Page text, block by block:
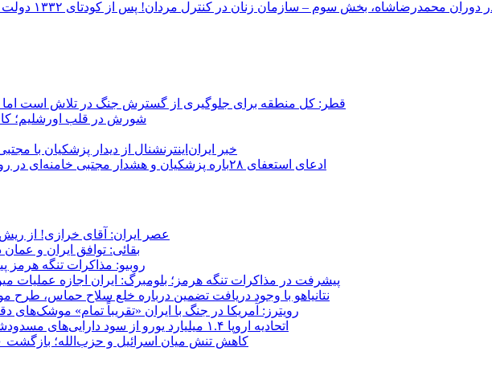
قطر: کل منطقه برای جلوگیری از گسترش جنگ در تلاش است اما
شورش در قلب اورشلیم؛
خبر ایران‌اینترنشنال از دیدار پزشکیان با
ادعای استعفای ۲۸باره پزشکیان و هشدار مجتبی خامنه‌ای در روایت خرازی؛ رئیس‌جمهور تکذیب کرد
عصر ایران: آقای خرازی! از
بقائی: توافق ایران و
روبیو: مذاکرات تنگه
پیشرفت در مذاکرات تنگه هرمز؛ بلومبرگ: ایران اجازه عملیات
نتانیاهو با وجود دریافت تضمین درباره خلع سلاح حماس، طرح
رویترز: آمریکا در جنگ با ایران «تقریباً تمام»
اتحادیه اروپا ۱.۴ میلیارد یورو از سود دارایی‌های مسدودشده روسیه را به اوکراین ‏اختصاص داد
کاهش تنش میان اسرائیل و حزب‌الله؛ بازگشت ۸۰۰ هزار آوارۀ لبنانی به خانه‌ آغاز شد